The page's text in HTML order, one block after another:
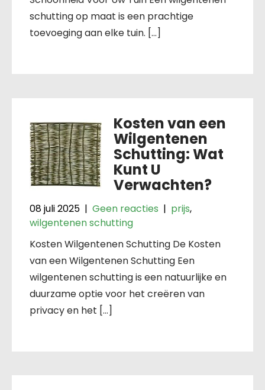
schutting op maat is een prachtige
toevoeging aan elke tuin. […]
Kosten van een
Wilgentenen
Schutting: Wat
Kunt U
Verwachten?
08 juli 2025 | Geen reacties | prijs,
wilgentenen schutting
Kosten Wilgentenen Schutting De Kosten
van een Wilgentenen Schutting Een
wilgentenen schutting is een natuurlijke en
duurzame optie voor het creëren van
privacy en het […]